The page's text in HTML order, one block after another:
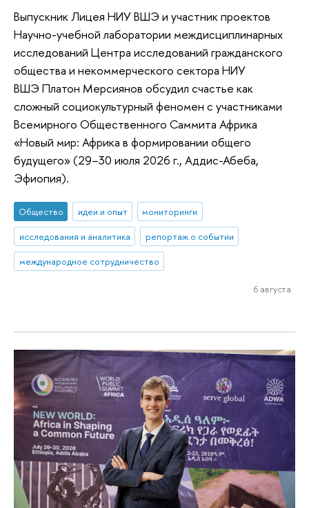
Выпускник Лицея НИУ ВШЭ и участник проектов
Научно-учебной лаборатории междисциплинарных
исследований Центра исследований гражданского
общества и некоммерческого сектора НИУ
ВШЭ Платон Мерсиянов обсудил счастье как
сложный социокультурный феномен с участниками
Всемирного Общественного Саммита Африка
«Новый мир: Африка в формировании общего
будущего» (29–30 июля 2026 г., Аддис-Абеба,
Эфиопия).
Общество идеи и опыт
мониторинги
исследования и аналитика
репортаж о событии
международное сотрудничество
6 августа